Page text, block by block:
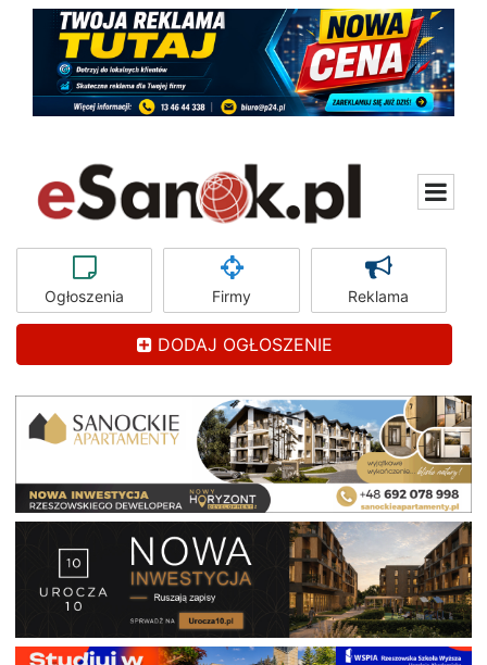
Ogłoszenia Firmy Reklama
DODAJ OGŁOSZENIE